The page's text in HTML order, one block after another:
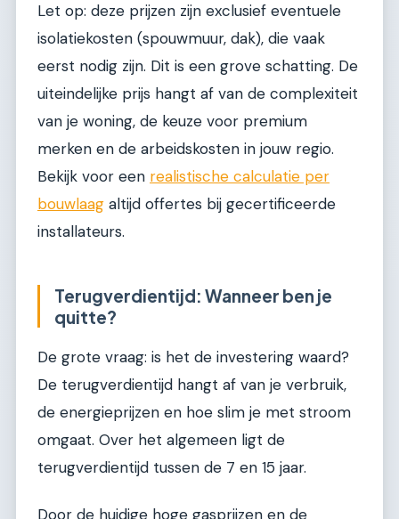
Let op: deze prijzen zijn exclusief eventuele
isolatiekosten (spouwmuur, dak), die vaak
eerst nodig zijn. Dit is een grove schatting. De
uiteindelijke prijs hangt af van de complexiteit
van je woning, de keuze voor premium
merken en de arbeidskosten in jouw regio.
Bekijk voor een realistische calculatie per
bouwlaag altijd offertes bij gecertificeerde
installateurs.
Terugverdientijd: Wanneer ben je
quitte?
De grote vraag: is het de investering waard?
De terugverdientijd hangt af van je verbruik,
de energieprijzen en hoe slim je met stroom
omgaat. Over het algemeen ligt de
terugverdientijd tussen de 7 en 15 jaar.
Door de huidige hoge gasprijzen en de